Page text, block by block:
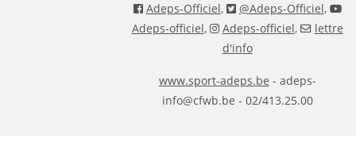
Adeps-Officiel, @Adeps-Officiel,
Adeps-officiel, Adeps-officiel,
lettre
d'info
www.sport-adeps.be - adeps-
info@cfwb.be - 02/413.25.00